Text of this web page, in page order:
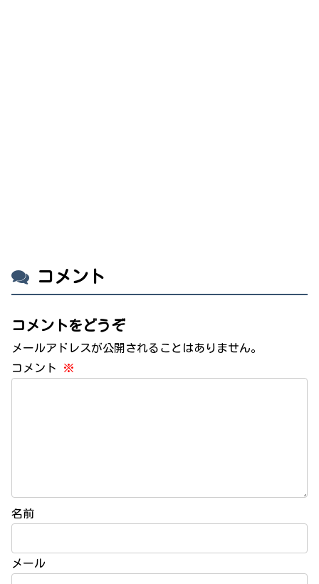
コメント
コメントをどうぞ
メールアドレスが公開されることはありません。
コメント
※
名前
メール